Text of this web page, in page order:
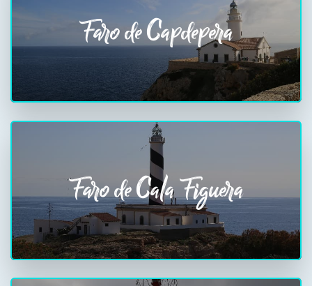
Faro de Capdepera
Faro de Cala Figuera